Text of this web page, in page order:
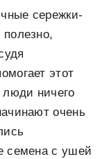
сережки-
полезно,
этот
ничего
очень
семена с ушей